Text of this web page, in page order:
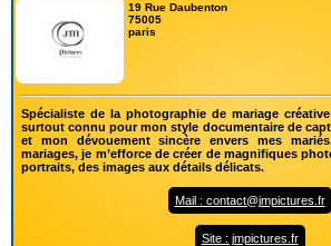
19 Rue Daubenton
75005
paris
Spécialiste de la photographie de mariage
surtout connu pour mon style documentaire de
et mon dévouement sincère envers mes
mariages, je m’efforce de créer de magnifiques
portraits, des images aux détails délicats.
Mail : contact@jmpictures.fr
Site : jmpictures.fr